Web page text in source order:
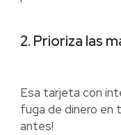
2. Prioriza las
Esa tarjeta con
fuga de dinero en
antes!